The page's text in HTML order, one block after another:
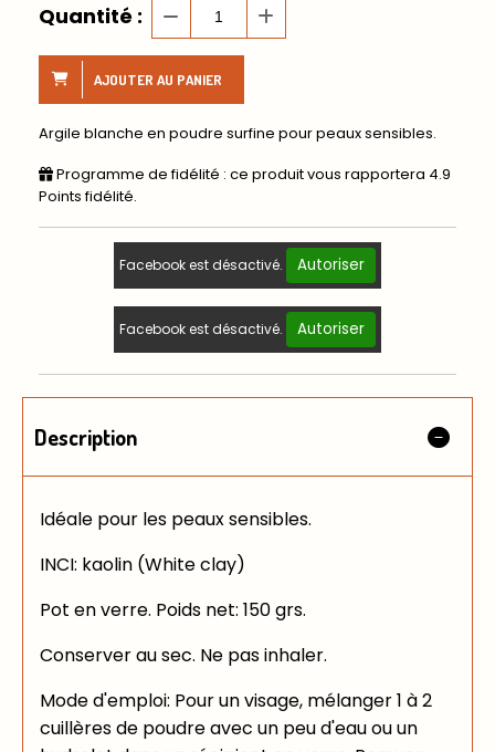
Quantité :
AJOUTER AU PANIER
Argile blanche en poudre surfine pour peaux sensibles.
Programme de fidélité : ce produit vous rapportera 4.9
Points fidélité.
Facebook est désactivé. Autoriser
Facebook est désactivé. Autoriser
Description
Idéale pour les peaux sensibles.
INCI: kaolin (White clay)
Pot en verre. Poids net: 150 grs.
Conserver au sec. Ne pas inhaler.
Mode d'emploi: Pour un visage, mélanger 1 à 2
cuillères de poudre avec un peu d'eau ou un